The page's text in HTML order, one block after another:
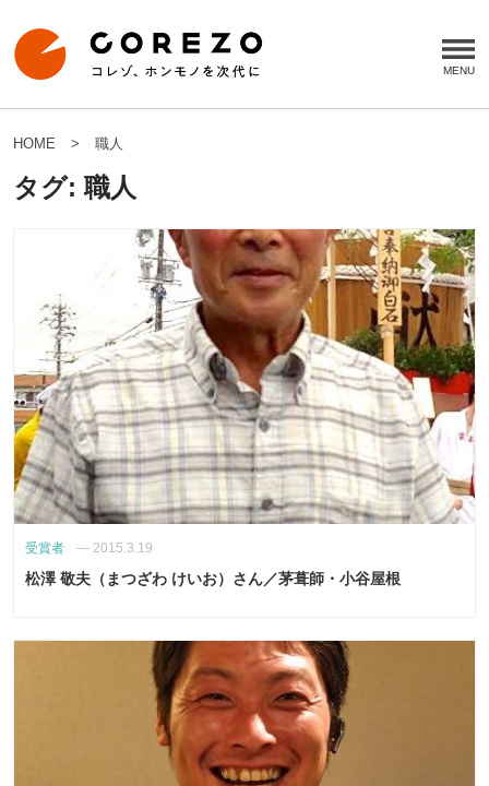
HOME 職人
タグ: 職人
受賞者 — 2015.3.19
松澤 敬夫（まつざわ けいお）さん／茅葺師・小谷屋根